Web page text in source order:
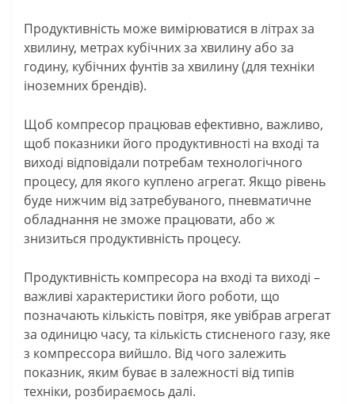
Продуктивність може вимірюватися в літрах за
хвилину, метрах кубічних за хвилину або за
годину, кубічних фунтів за хвилину (для техніки
іноземних брендів).
Щоб компресор працював ефективно, важливо,
щоб показники його продуктивності на вході та
виході відповідали потребам технологічного
процесу, для якого куплено агрегат. Якщо рівень
буде нижчим від затребуваного, пневматичне
обладнання не зможе працювати, або ж
знизиться продуктивність процесу.
Продуктивність компресора на вході та виході –
важливі характеристики його роботи, що
позначають кількість повітря, яке увібрав агрегат
за одиницю часу, та кількість стисненого газу, яке
з компрессора вийшло. Від чого залежить
показник, яким буває в залежності від типів
техніки, розбираємось далі.